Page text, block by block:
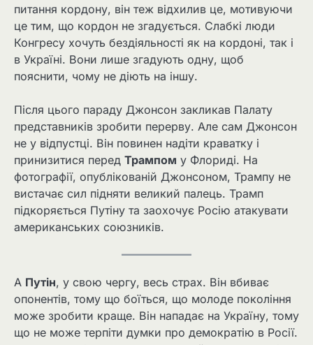
питання кордону, він теж відхилив це, мотивуючи
це тим, що кордон не згадується. Слабкі люди
Конгресу хочуть бездіяльності як на кордоні, так і
в Україні. Вони лише згадують одну, щоб
пояснити, чому не діють на іншу.
Після цього параду Джонсон закликав Палату
представників зробити перерву. Але сам Джонсон
не у відпустці. Він повинен надіти краватку і
принизитися перед Трампом у Флориді. На
фотографії, опублікованій Джонсоном, Трампу не
вистачає сил підняти великий палець. Трамп
підкоряється Путіну та заохочує Росію атакувати
американських союзників.
А Путін, у свою чергу, весь страх. Він вбиває
опонентів, тому що боїться, що молоде покоління
може зробити краще. Він нападає на Україну, тому
що не може терпіти думки про демократію в Росії.